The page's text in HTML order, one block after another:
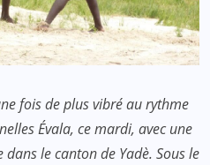
fois de plus vibré au rythme
Évala, ce mardi, avec une
le canton de Yadè. Sous le